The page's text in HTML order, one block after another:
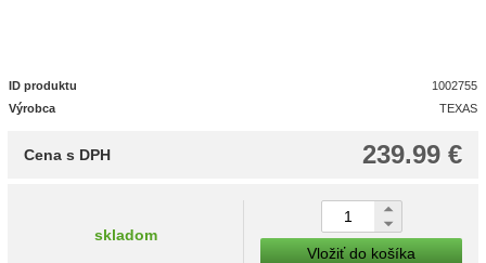
ID produktu
1002755
Výrobca
TEXAS
239.99 €
Cena s DPH
skladom
Vložiť do košíka